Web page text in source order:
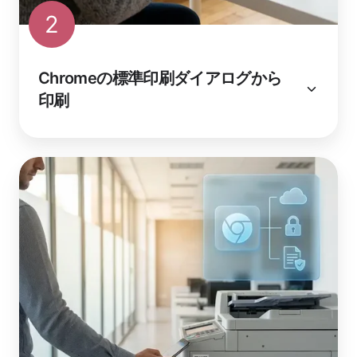
2
Chromeの標準印刷ダイアログから
印刷